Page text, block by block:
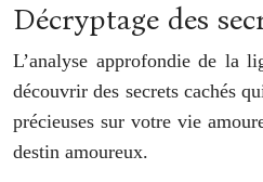
Décryptage des
L’analyse approfondie de la
découvrir des secrets cachés
précieuses sur votre vie
destin amoureux.